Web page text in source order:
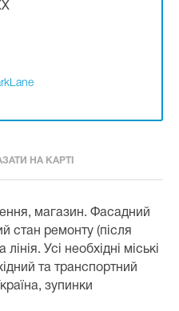
НА КАРТІ
магазин. Фасадний
стан ремонту (після
Усі необхідні міські
та транспортний
зупинки